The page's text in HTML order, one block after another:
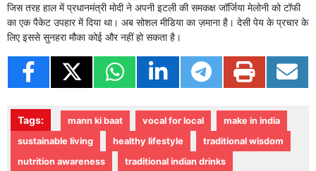
जिस तरह हाल में प्रधानमंत्री मोदी ने अपनी इटली की समकक्ष जॉर्जिया मेलोनी को टॉफी
का एक पैकेट उपहार में दिया था। अब सोशल मीडिया का ज़माना है। देसी पेय के प्रचार के
लिए इससे सुनहरा मौका कोई और नहीं हो सकता है।
Tags: mann ki baat vocal for local
make in india
sustainable living
healthy lifestyle
traditional wisdom
nutrition awareness
traditional indian drinks